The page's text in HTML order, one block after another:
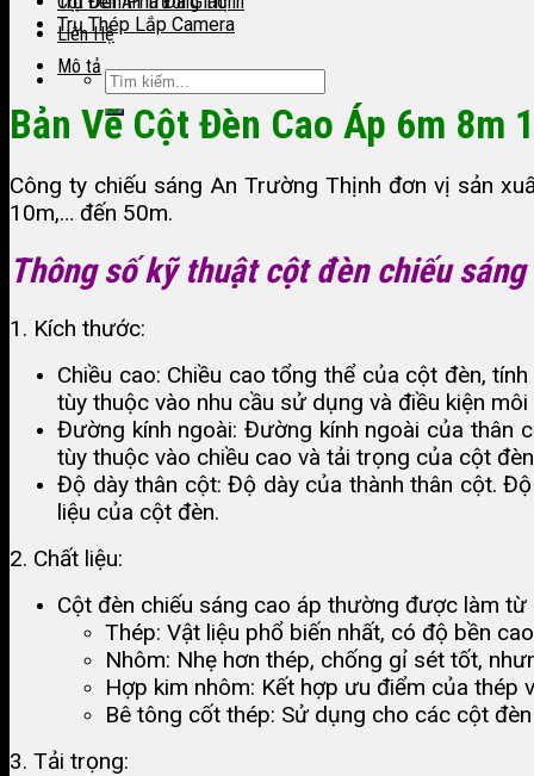
Liên Hệ
Trụ Thép Lắp Camera
Mô tả
Bản Vẽ Cột Đèn Cao Áp 6m 8m
Công ty chiếu sáng An Trường Thịnh đơn vị sản
10m,… đến 50m.
Thông số kỹ thuật cột đèn chiếu
1. Kích thước:
Chiều cao: Chiều cao tổng thể của cột đèn,
tùy thuộc vào nhu cầu sử dụng và điều kiện
Đường kính ngoài: Đường kính ngoài của thân
tùy thuộc vào chiều cao và tải trọng của cột
Độ dày thân cột: Độ dày của thành thân cột.
liệu của cột đèn.
2. Chất liệu:
Cột đèn chiếu sáng cao áp thường được làm từ
Thép: Vật liệu phổ biến nhất, có độ bền
Nhôm: Nhẹ hơn thép, chống gỉ sét tốt,
Hợp kim nhôm: Kết hợp ưu điểm của thép
Bê tông cốt thép: Sử dụng cho các cột
3. Tải trọng: